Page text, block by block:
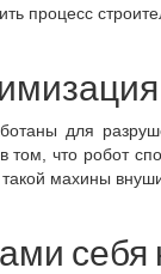
процесс
для
что робот
махины
себя